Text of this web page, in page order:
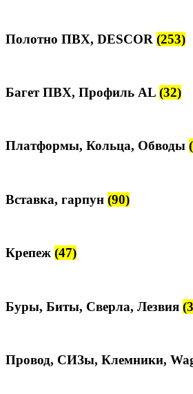
Полотно ПВХ, DESCOR (253)
Багет ПВХ, Профиль AL (32)
Платформы, Кольца, Обводы
Вставка, гарпун (90)
Крепеж (47)
Буры, Биты, Сверла, Лезвия
Провод, СИЗы, Клемники,